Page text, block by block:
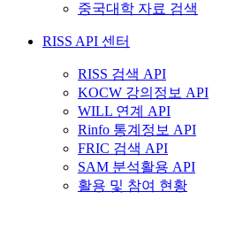
중국대학 자료 검색
RISS API 센터
RISS 검색 API
KOCW 강의정보 API
WILL 연계 API
Rinfo 통계정보 API
FRIC 검색 API
SAM 분석활용 API
활용 및 참여 현황